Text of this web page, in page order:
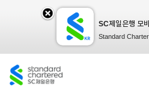
SC제일은행 모
Standard
제일